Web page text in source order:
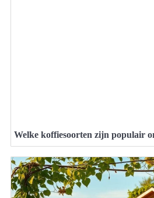
Welke koffiesoorten zijn populair